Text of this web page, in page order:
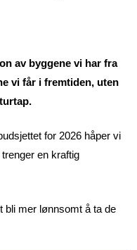
av byggene vi har fra
vi får i fremtiden, uten
for 2026 håper vi
en kraftig
bli mer lønnsomt å ta de